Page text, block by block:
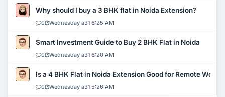
Why should I buy a 3 BHK flat in Noida Extension?
0 Wednesday a31 6:25 AM
Smart Investment Guide to Buy 2 BHK Flat in Noida
0 Wednesday a31 6:20 AM
Is a 4 BHK Flat in Noida Extension Good for Remote Work?
0 Wednesday a31 5:26 AM